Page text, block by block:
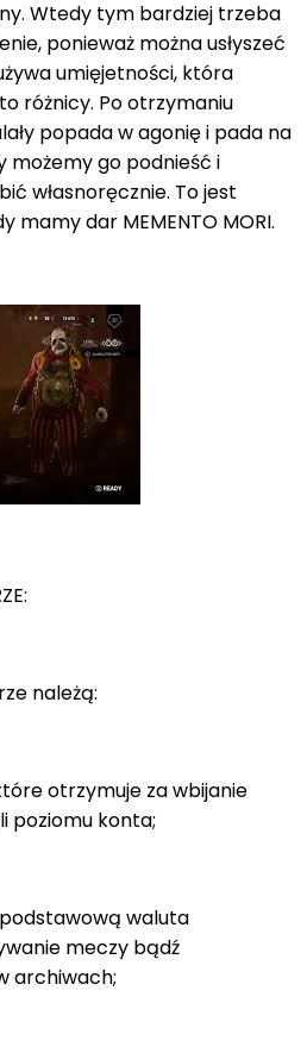
Wtedy tym bardziej trzeba
ponieważ można usłyszeć
umięjetności, która
różnicy. Po otrzymaniu
popada w agonię i pada na
możemy go podnieść i
własnoręcznie. To jest
mamy dar MEMENTO MORI.
należą:
otrzymuje za wbijanie
poziomu konta;
waluta
meczy bądź
archiwach;